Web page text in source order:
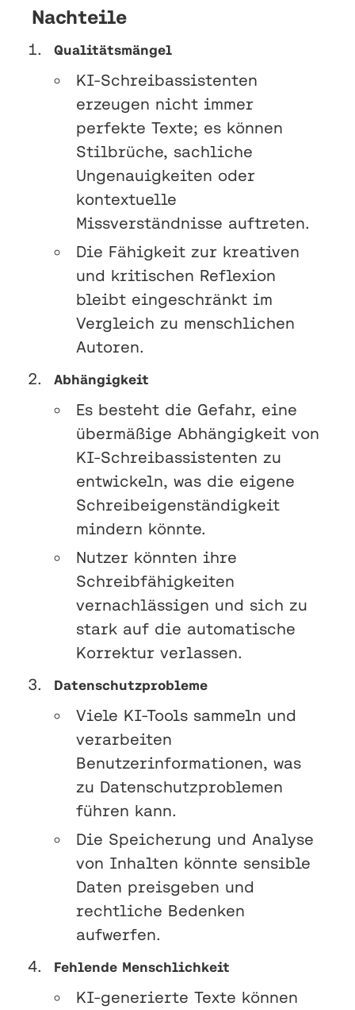
Nachteile
Qualitätsmängel
KI-Schreibassistenten
erzeugen nicht immer
perfekte Texte; es können
Stilbrüche, sachliche
Ungenauigkeiten oder
kontextuelle
Missverständnisse auftreten.
Die Fähigkeit zur kreativen
und kritischen Reflexion
bleibt eingeschränkt im
Vergleich zu menschlichen
Autoren.
Abhängigkeit
Es besteht die Gefahr, eine
übermäßige Abhängigkeit von
KI-Schreibassistenten zu
entwickeln, was die eigene
Schreibeigenständigkeit
mindern könnte.
Nutzer könnten ihre
Schreibfähigkeiten
vernachlässigen und sich zu
stark auf die automatische
Korrektur verlassen.
Datenschutzprobleme
Viele KI-Tools sammeln und
verarbeiten
Benutzerinformationen, was
zu Datenschutzproblemen
führen kann.
Die Speicherung und Analyse
von Inhalten könnte sensible
Daten preisgeben und
rechtliche Bedenken
aufwerfen.
Fehlende Menschlichkeit
KI-generierte Texte können